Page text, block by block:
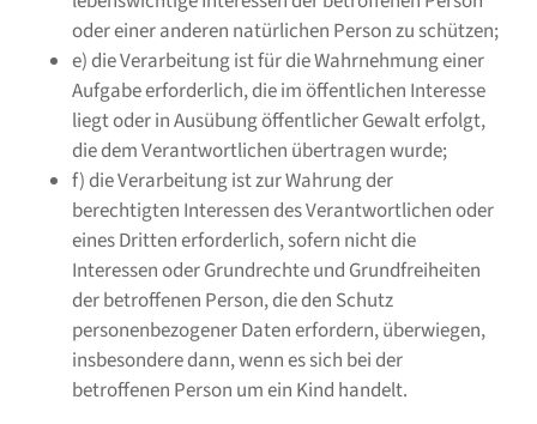
oder einer anderen natürlichen Person zu schützen;
e) die Verarbeitung ist für die Wahrnehmung einer
Aufgabe erforderlich, die im öffentlichen Interesse
liegt oder in Ausübung öffentlicher Gewalt erfolgt,
die dem Verantwortlichen übertragen wurde;
f) die Verarbeitung ist zur Wahrung der
berechtigten Interessen des Verantwortlichen oder
eines Dritten erforderlich, sofern nicht die
Interessen oder Grundrechte und Grundfreiheiten
der betroffenen Person, die den Schutz
personenbezogener Daten erfordern, überwiegen,
insbesondere dann, wenn es sich bei der
betroffenen Person um ein Kind handelt.